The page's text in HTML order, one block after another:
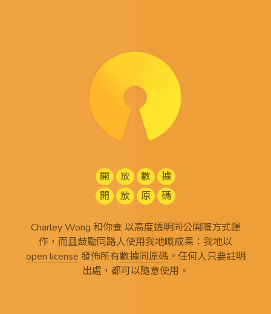
開 放 數
據
開
放 原 碼
Charley Wong 和你查 以高度透明同公開嘅方式運
作，而且鼓勵同路人使用我地嘅成果：我地以
open license 發佈所有數據同原碼。任何人只要註明
出處，都可以隨意使用。